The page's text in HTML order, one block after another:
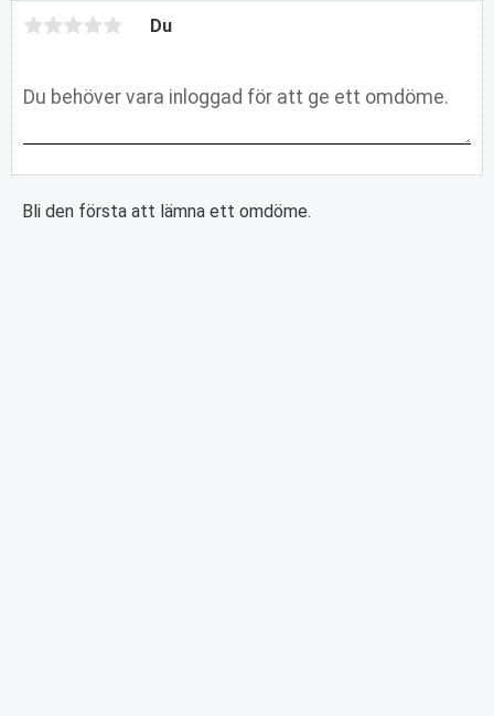
Du
Bli den första att lämna ett omdöme.